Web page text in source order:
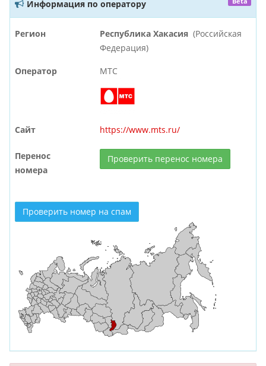
Информация по оператору
Регион Республика Хакасия (Российская
Федерация)
Оператор МТС
Сайт https://www.mts.ru/
Перенос
номера
Проверить перенос номера
Проверить номер на спам